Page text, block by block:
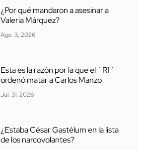
¿Por qué mandaron a asesinar a
Valeria Márquez?
Ago. 3, 2026
Esta es la razón por la que el ´R1´
ordenó matar a Carlos Manzo
Jul. 31, 2026
¿Estaba César Gastélum en la lista
de los narcovolantes?